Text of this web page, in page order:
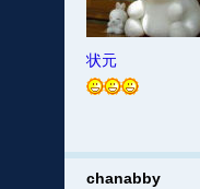
状元
chanabby